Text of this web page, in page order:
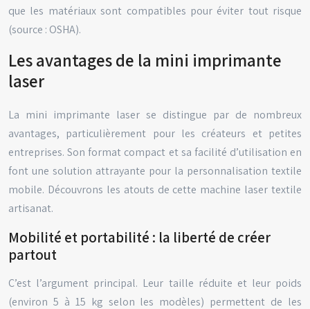
que les matériaux sont compatibles pour éviter tout risque
(source : OSHA).
Les avantages de la mini imprimante
laser
La mini imprimante laser se distingue par de nombreux
avantages, particulièrement pour les créateurs et petites
entreprises. Son format compact et sa facilité d’utilisation en
font une solution attrayante pour la personnalisation textile
mobile. Découvrons les atouts de cette machine laser textile
artisanat.
Mobilité et portabilité : la liberté de créer
partout
C’est l’argument principal. Leur taille réduite et leur poids
(environ 5 à 15 kg selon les modèles) permettent de les